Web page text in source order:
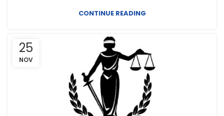
CONTINUE READING
25
NOV